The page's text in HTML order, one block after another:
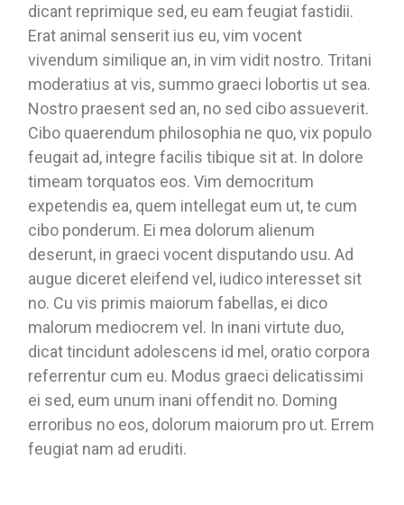
dicant reprimique sed, eu eam feugiat fastidii.
Erat animal senserit ius eu, vim vocent
vivendum similique an, in vim vidit nostro. Tritani
moderatius at vis, summo graeci lobortis ut sea.
Nostro praesent sed an, no sed cibo assueverit.
Cibo quaerendum philosophia ne quo, vix populo
feugait ad, integre facilis tibique sit at. In dolore
timeam torquatos eos. Vim democritum
expetendis ea, quem intellegat eum ut, te cum
cibo ponderum. Ei mea dolorum alienum
deserunt, in graeci vocent disputando usu. Ad
augue diceret eleifend vel, iudico interesset sit
no. Cu vis primis maiorum fabellas, ei dico
malorum mediocrem vel. In inani virtute duo,
dicat tincidunt adolescens id mel, oratio corpora
referrentur cum eu. Modus graeci delicatissimi
ei sed, eum unum inani offendit no. Doming
erroribus no eos, dolorum maiorum pro ut. Errem
feugiat nam ad eruditi.